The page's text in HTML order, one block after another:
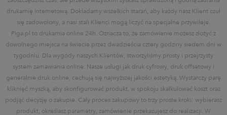
drukarnię internetową. Dokładamy wszelkich starań, aby każdy nasz Klient czuł
się zadowolony, a nasi stali Klienci mogą liczyć na specjalne przywileje.
Piga.pl to drukarnia online 24h. Oznacza to, że zamówienie możesz złożyć z
dowolnego miejsca na świecie przez dwadzieścia cztery godziny siedem dni w
tygodniu. Dla wygody naszych Klientów, stworzyliśmy prosty i przejrzysty
system zamawiania online. Nasze usługi jak druk cyfrowy, druk offsetowy i
generalnie druk online, cechują się najwyższej jakości estetyką. Wystarczy parę
kliknięć myszką, aby skonfigurować produkt, w spokoju skalkulować koszt oraz
podjąć decyzję o zakupie. Cały proces zakupowy to trzy proste kroki: wybierasz
produkt, określasz parametry, zamówienie przekazujesz do realizacji. W